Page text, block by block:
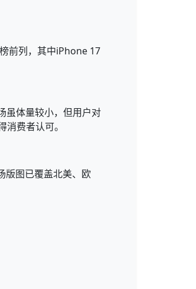
前列，其中iPhone 17
虽体量较小，但用户对
费者认可。
版图已覆盖北美、欧